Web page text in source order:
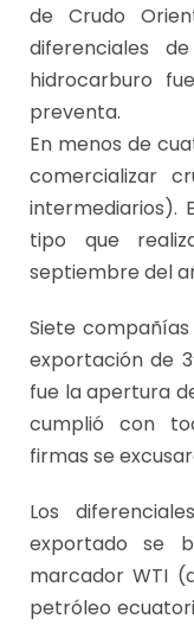
de Crudo
diferenciales
hidrocarburo
preventa.
En menos de
comercializar
intermediarios).
tipo que
septiembre del
Siete
exportación de
fue la apertura
cumplió con
firmas se
Los
exportado se
marcador WTI
petróleo